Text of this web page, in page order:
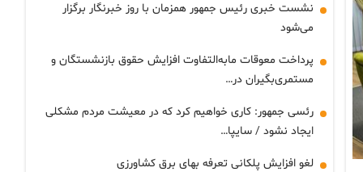
نشست خبری رئیس جمهور همزمان با روز خبرنگار برگزار
می‌شود
پرداخت معوقات مابه‌التفاوت افزایش حقوق بازنشستگان و
مستمری‌بگیران در…
رئسی جمهور: کاری خواهیم کرد که در معیشت مردم مشکلی
ایجاد نشود / سایپا…
لغو افزایش پلکانی تعرفه بهای برق کشاورزی